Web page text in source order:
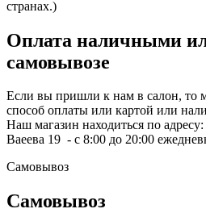
странах.)
Оплата наличными
самовывозе
Если вы пришли к нам в салон, то
способ оплаты или картой или
Наш магазин находиться по
Ваеева 19 - с 8:00 до 20:00
Самовывоз
Самовывоз